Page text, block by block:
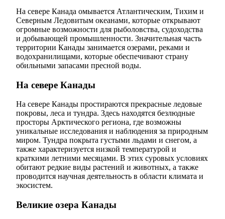
На севере Канада омывается Атлантическим, Тихим и
Северным Ледовитым океанами, которые открывают
огромные возможности для рыболовства, судоходства
и добывающей промышленности. Значительная часть
территории Канады занимается озерами, реками и
водохранилищами, которые обеспечивают страну
обильными запасами пресной воды.
На севере Канады
На севере Канады простираются прекрасные ледовые
покровы, леса и тундра. Здесь находятся безлюдные
просторы Арктического региона, где возможны
уникальные исследования и наблюдения за природным
миром. Тундра покрыта густыми льдами и снегом, а
также характеризуется низкой температурой и
краткими летними месяцами. В этих суровых условиях
обитают редкие виды растений и животных, а также
проводится научная деятельность в области климата и
экосистем.
Великие озера Канады